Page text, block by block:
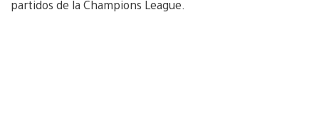
partidos de la Champions League.